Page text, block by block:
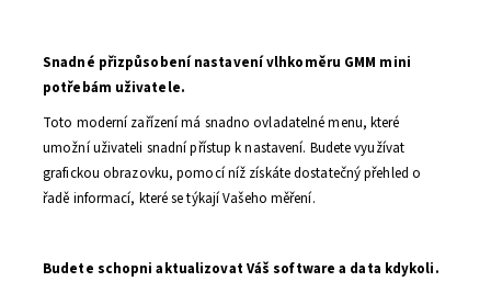
Snadné přizpůsobení nastavení vlhkoměru GMM mini
potřebám uživatele.
Toto moderní zařízení má snadno ovladatelné menu, které
umožní uživateli snadní přístup k nastavení. Budete využívat
grafickou obrazovku, pomocí níž získáte dostatečný přehled o
řadě informací, které se týkají Vašeho měření.
Budete schopni aktualizovat Váš software a data kdykoli.